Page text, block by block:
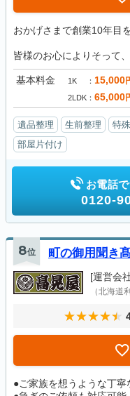
おかげさまで創業10年目
皆様のお心によりそって、
基本料金 1K 15,000
2LDK 65,000
遺品整理 生前整理 特
部屋片付け
お電話
0120-
8位 町の御用聞き
[運営会
（北海道
●ご家族を想うような丁